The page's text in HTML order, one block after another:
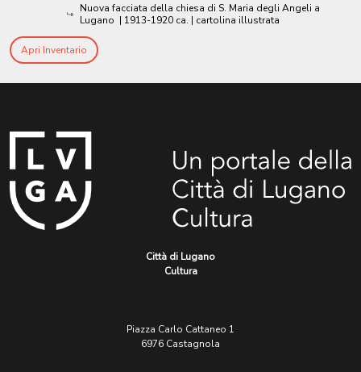
Nuova facciata della chiesa di S. Maria degli Angeli a
Lugano | 1913-1920 ca. | cartolina illustrata
Apri Inventario
Città di Lugano
Cultura
Piazza Carlo Cattaneo 1
6976 Castagnola